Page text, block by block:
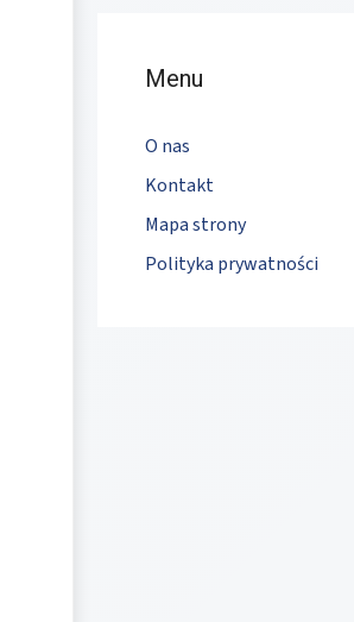
Menu
O nas
Kontakt
Mapa strony
Polityka prywatności